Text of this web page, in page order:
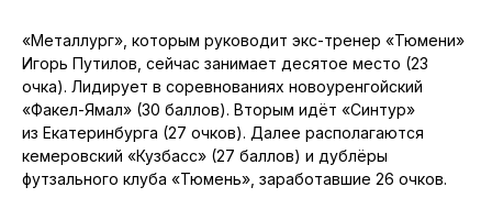
«Металлург», которым руководит экс-тренер «Тюмени»
Игорь Путилов, сейчас занимает десятое место (23
очка). Лидирует в соревнованиях новоуренгойский
«Факел-Ямал» (30 баллов). Вторым идёт «Синтур»
из Екатеринбурга (27 очков). Далее располагаются
кемеровский «Кузбасс» (27 баллов) и дублёры
футзального клуба «Тюмень», заработавшие 26 очков.